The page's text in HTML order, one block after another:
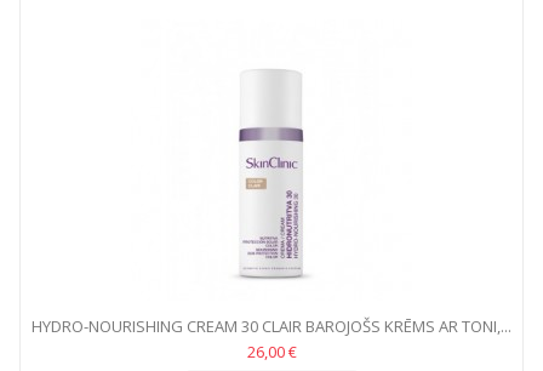
HYDRO-NOURISHING CREAM 30 CLAIR BAROJOŠS KRĒMS AR TONI,...
26,00 €